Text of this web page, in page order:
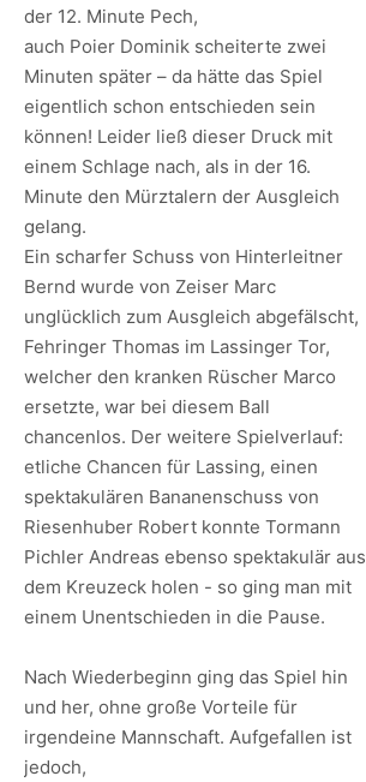
der 12. Minute Pech,
auch Poier Dominik scheiterte zwei
Minuten später – da hätte das Spiel
eigentlich schon entschieden sein
können! Leider ließ dieser Druck mit
einem Schlage nach, als in der 16.
Minute den Mürztalern der Ausgleich
gelang.
Ein scharfer Schuss von Hinterleitner
Bernd wurde von Zeiser Marc
unglücklich zum Ausgleich abgefälscht,
Fehringer Thomas im Lassinger Tor,
welcher den kranken Rüscher Marco
ersetzte, war bei diesem Ball
chancenlos. Der weitere Spielverlauf:
etliche Chancen für Lassing, einen
spektakulären Bananenschuss von
Riesenhuber Robert konnte Tormann
Pichler Andreas ebenso spektakulär aus
dem Kreuzeck holen - so ging man mit
einem Unentschieden in die Pause.
Nach Wiederbeginn ging das Spiel hin
und her, ohne große Vorteile für
irgendeine Mannschaft. Aufgefallen ist
jedoch,